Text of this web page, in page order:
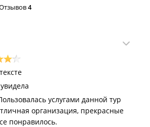
4
услугами данной тур
организация, прекрасные
понравилось.